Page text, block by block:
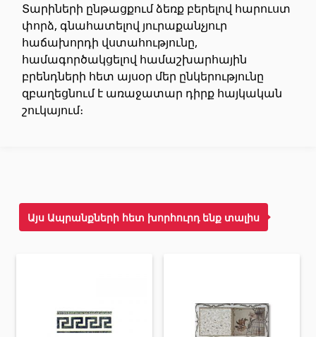
Օդափոխվող համակարգեր (1)
Ֆիբրոցեմենտային սալ(2)
Ալյումինե բազմաշերտ թերթեր(5)
Առաստաղներ
(8)
Պրոֆիլներ(34)
Տարիների ընթացքում ձեռք բերելով հարուստ
փորձ, գնահատելով յուրաքանչյուր
հաճախորդի վստահությունը,
համագործակցելով համաշխարհային
բրենդների հետ այսօր մեր ընկերությունը
զբաղեցնում է առաջատար դիրք հայկական
շուկայում։
Այս Ապրանքների հետ խորհուրդ ենք տալիս